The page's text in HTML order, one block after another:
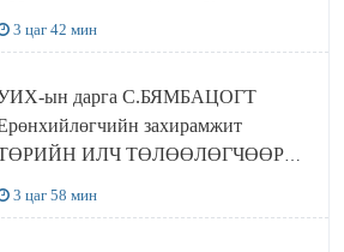
3 цаг 42 мин
ын дарга С.БЯМБАЦОГТ
захирамжит
ИЛЧ ТӨЛӨӨЛӨГЧӨӨР
3 цаг 58 мин